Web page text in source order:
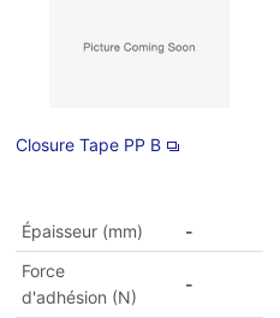
Closure Tape PP B
Épaisseur (mm)
-
Force
d'adhésion (N)
-